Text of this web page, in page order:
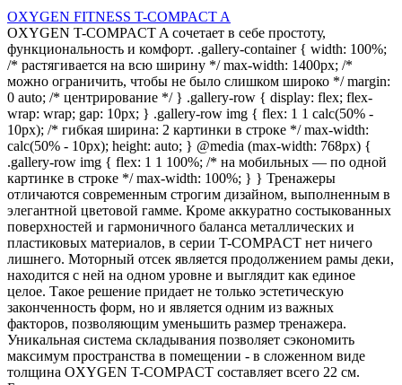
OXYGEN FITNESS T-COMPACT A
OXYGEN T-COMPACT A сочетает в себе простоту,
функциональность и комфорт. .gallery-container { width: 100%;
/* растягивается на всю ширину */ max-width: 1400px; /*
можно ограничить, чтобы не было слишком широко */ margin:
0 auto; /* центрирование */ } .gallery-row { display: flex; flex-
wrap: wrap; gap: 10px; } .gallery-row img { flex: 1 1 calc(50% -
10px); /* гибкая ширина: 2 картинки в строке */ max-width:
calc(50% - 10px); height: auto; } @media (max-width: 768px) {
.gallery-row img { flex: 1 1 100%; /* на мобильных — по одной
картинке в строке */ max-width: 100%; } } Тренажеры
отличаются современным строгим дизайном, выполненным в
элегантной цветовой гамме. Кроме аккуратно состыкованных
поверхностей и гармоничного баланса металлических и
пластиковых материалов, в серии T-COMPACT нет ничего
лишнего. Моторный отсек является продолжением рамы деки,
находится с ней на одном уровне и выглядит как единое
целое. Такое решение придает не только эстетическую
законченность форм, но и является одним из важных
факторов, позволяющим уменьшить размер тренажера.
Уникальная система складывания позволяет сэкономить
максимум пространства в помещении - в сложенном виде
толщина OXYGEN T-COMPACT составляет всего 22 см.